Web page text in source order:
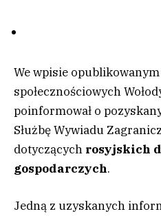
We wpisie
społecznościowych
poinformował o
Służbę Wywiadu
dotyczących rosyjskich
gospodarczych.
Jedną z uzyskanych